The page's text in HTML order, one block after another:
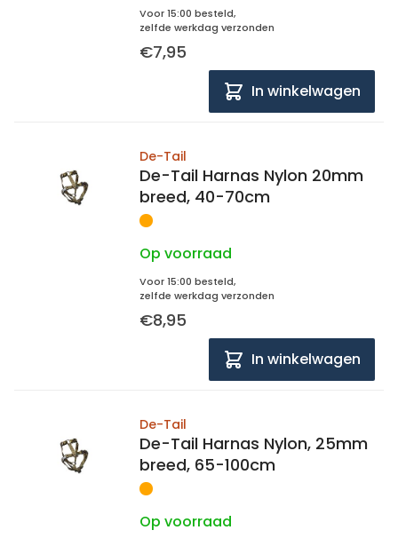
Voor 15:00 besteld,
zelfde werkdag verzonden
€7,95
In winkelwagen
De-Tail
De-Tail Harnas Nylon 20mm
breed, 40-70cm
Op voorraad
Voor 15:00 besteld,
zelfde werkdag verzonden
€8,95
In winkelwagen
De-Tail
De-Tail Harnas Nylon, 25mm
breed, 65-100cm
Op voorraad